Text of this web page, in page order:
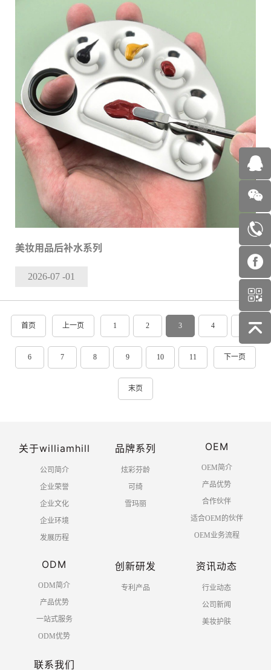
美妆用品后补水系列
2026-07 -01
首页 上一页 1 2 3 4
6 7 8 9 10 11 下一页
末页
关于williamhill
公司简介
企业荣誉
企业文化
企业环境
发展历程
品牌系列
炫彩芬龄
可绮
雪玛丽
OEM
OEM简介
产品优势
合作伙伴
适合OEM的伙伴
OEM业务流程
ODM
ODM简介
产品优势
一站式服务
ODM优势
创新研发
专利产品
资讯动态
行业动态
公司新闻
美妆护肤
联系我们